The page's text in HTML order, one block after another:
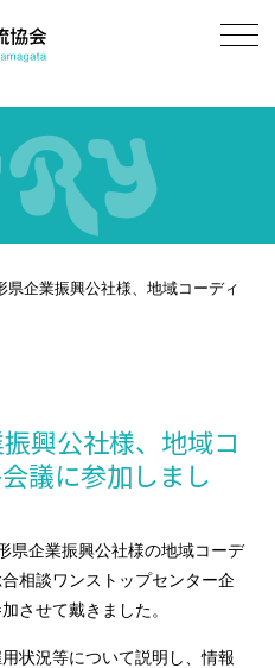
県企業振興公社様、地域コーディ
興公社様、地域コ
議に参加しまし
企業振興公社様の地域コーデ
相談ワンストップセンター企
させて戴きました。
状況等について説明し、情報